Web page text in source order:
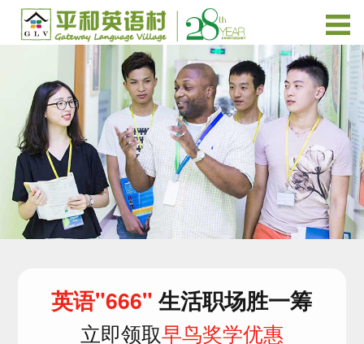
英语"666"生活职场胜一筹
立即领取早鸟奖学优惠